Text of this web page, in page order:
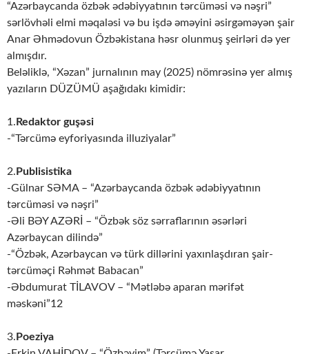
“Azərbaycanda özbək ədəbiyyatının tərcüməsi və nəşri”
sərlövhəli elmi məqaləsi və bu işdə əməyini əsirgəməyən şair
Anar Əhmədovun Özbəkistana həsr olunmuş şeirləri də yer
almışdır.
Beləliklə, “Xəzan” jurnalının may (2025) nömrəsinə yer almış
yazıların DÜZÜMÜ aşağıdakı kimidir:
1. Redaktor guşəsi
-“Tərcümə eyforiyasında illuziyalar”
2. Publisistika
-Gülnar SƏMA – “Azərbaycanda özbək ədəbiyyatının
tərcüməsi və nəşri”
-Əli BƏY AZƏRİ – “Özbək söz sərraflarının əsərləri
Azərbaycan dilində”
-“Özbək, Azərbaycan və türk dillərini yaxınlaşdıran şair-
tərcüməçi Rəhmət Babacan”
-Əbdumurat TİLAVOV – “Mətləbə aparan mərifət
məskəni”12
3. Poeziya